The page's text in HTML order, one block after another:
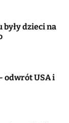
były dzieci na
odwrót USA i